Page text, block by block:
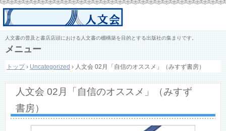
人文書の普及と書店店頭における人文書の棚構築を目的とする出版社の集まりです。
メニュー
ン
ン
キ
トップ › Uncategorized › 人文会 02月「自信のオススメ」（みすず書房）
人文会 02月「自信のオススメ」（みすず
書房）